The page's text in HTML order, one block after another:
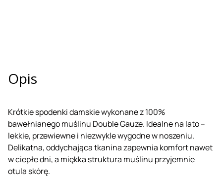
Opis
Krótkie spodenki damskie wykonane z 100%
bawełnianego muślinu Double Gauze. Idealne na lato –
lekkie, przewiewne i niezwykle wygodne w noszeniu.
Delikatna, oddychająca tkanina zapewnia komfort nawet
w ciepłe dni, a miękka struktura muślinu przyjemnie
otula skórę.